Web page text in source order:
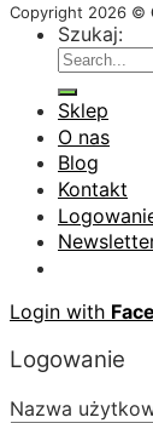
Copyright 2026 ©
Szukaj:
Sklep
O nas
Blog
Kontakt
Login with
Logowanie
Nazwa